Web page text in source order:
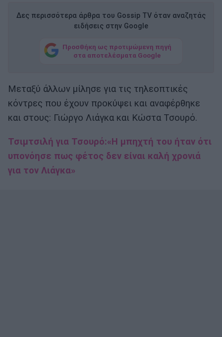
Δες περισσότερα άρθρα του Gossip TV όταν αναζητάς
ειδήσεις στην Google
Προσθήκη ως προτιμώμενη πηγή
στα αποτελέσματα Google
Μεταξύ άλλων μίλησε για τις τηλεοπτικές
κόντρες που έχουν προκύψει και αναφέρθηκε
και στους: Γιώργο Λιάγκα και Κώστα Τσουρό.
Τσιμτσιλή για Τσουρό:«Η μπηχτή του ήταν ότι
υπονόησε πως φέτος δεν είναι καλή χρονιά
για τον Λιάγκα»